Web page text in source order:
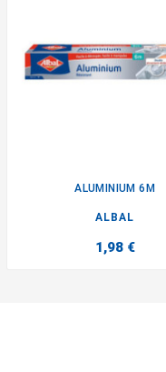
ALUMINIUM 6M
ALBAL
1,98 €